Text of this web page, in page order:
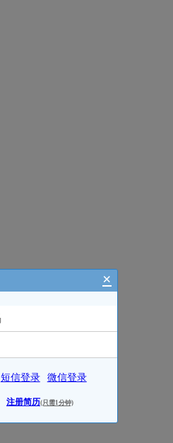
×
短信登录 微信登录
注册简历(只需1分钟)